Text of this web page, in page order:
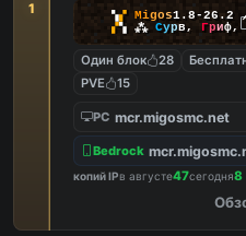
1 ▚▞ Migos1.8-26.2
▞▚ ⁂ Сурв, Гриф,
Один блок 28
PVE
15
PC mcr.migosmc.net
Bedrock
копий IPв августе47сегодня8